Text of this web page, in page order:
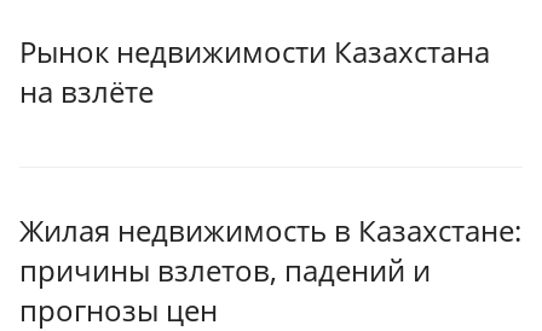
Рынок недвижимости Казахстана
на взлёте
Жилая недвижимость в Казахстане:
причины взлетов, падений и
прогнозы цен